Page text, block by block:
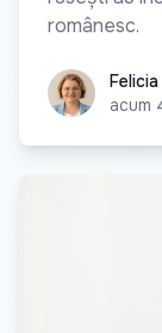
românesc.
Felicia Roșca
acum